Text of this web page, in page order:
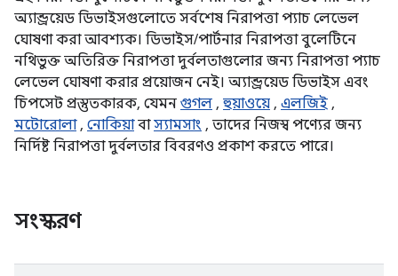
অ্যান্ড্রয়েড ডিভাইসগুলোতে সর্বশেষ নিরাপত্তা প্যাচ লেভেল
ঘোষণা করা আবশ্যক। ডিভাইস/পার্টনার নিরাপত্তা বুলেটিনে
নথিভুক্ত অতিরিক্ত নিরাপত্তা দুর্বলতাগুলোর জন্য নিরাপত্তা প্যাচ
লেভেল ঘোষণা করার প্রয়োজন নেই। অ্যান্ড্রয়েড ডিভাইস এবং
চিপসেট প্রস্তুতকারক, যেমন গুগল , হুয়াওয়ে , এলজিই ,
মটোরোলা, নোকিয়াবাস্যামসাং , তাদের নিজস্ব পণ্যের জন্য
নির্দিষ্ট নিরাপত্তা দুর্বলতার বিবরণও প্রকাশ করতে পারে।
সংস্করণ